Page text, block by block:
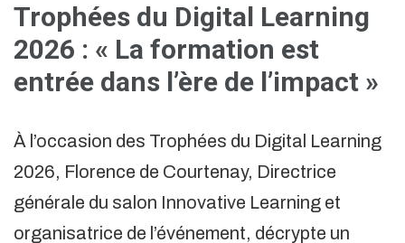
Trophées du Digital Learning
2026 : « La formation est
entrée dans l’ère de l’impact »
À l’occasion des Trophées du Digital Learning
2026, Florence de Courtenay, Directrice
générale du salon Innovative Learning et
organisatrice de l’événement, décrypte un